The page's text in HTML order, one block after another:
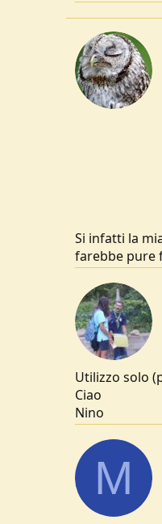
Si infatti la
farebbe pure
Utilizzo solo
Ciao
Nino
M